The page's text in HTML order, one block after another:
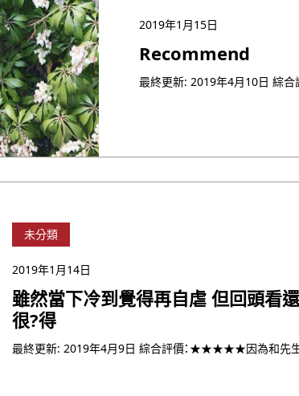
2019年1月15日
Recommend
未分類
2019年1月14日
雖然當下冷到覺得再自虐 但回頭看
很?得